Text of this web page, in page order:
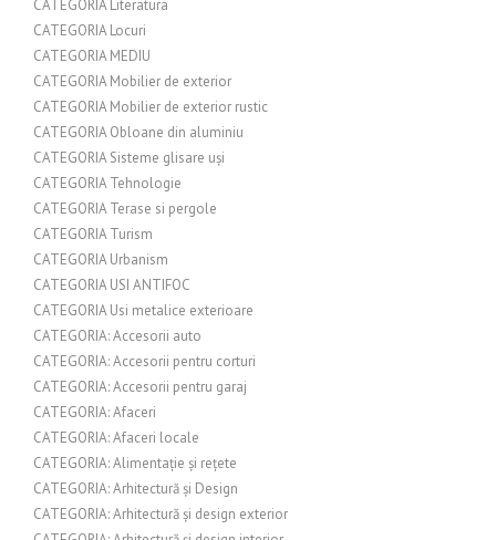
CATEGORIA Literatura
CATEGORIA Locuri
CATEGORIA MEDIU
CATEGORIA Mobilier de exterior
CATEGORIA Mobilier de exterior rustic
CATEGORIA Obloane din aluminiu
CATEGORIA Sisteme glisare uși
CATEGORIA Tehnologie
CATEGORIA Terase si pergole
CATEGORIA Turism
CATEGORIA Urbanism
CATEGORIA USI ANTIFOC
CATEGORIA Usi metalice exterioare
CATEGORIA: Accesorii auto
CATEGORIA: Accesorii pentru corturi
CATEGORIA: Accesorii pentru garaj
CATEGORIA: Afaceri
CATEGORIA: Afaceri locale
CATEGORIA: Alimentație și rețete
CATEGORIA: Arhitectură și Design
CATEGORIA: Arhitectură și design exterior